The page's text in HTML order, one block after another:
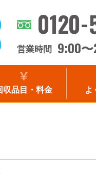
営業時間 9:00〜
収品目・料金 よ